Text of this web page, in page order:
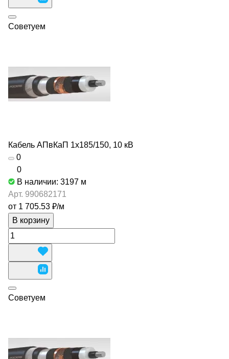
Советуем
Кабель АПвКаП 1х185/150, 10 кВ
0
0
В наличии: 3197 м
Арт. 990682171
от 1 705.53 ₽/м
В корзину
Советуем